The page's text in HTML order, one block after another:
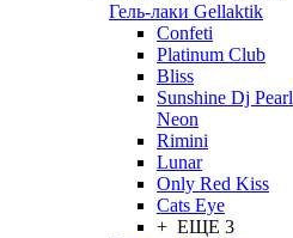
Гель-лаки Gellaktik
Confeti
Platinum Club
Bliss
Sunshine Dj Pearl
Neon
Rimini
Lunar
Only Red Kiss
Cats Eye
+ ЕЩЕ 3